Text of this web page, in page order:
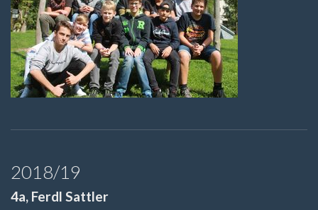
2018/19
4a, Ferdl Sattler